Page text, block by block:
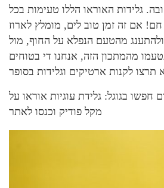
גלידות האוראו הללו טעימות בכל
אם זה זמן טוב לים, מומלץ לארוז
ולהתענג מהטעם הנפלא על החוף, מול
מהמתכון הזה, אנחנו די בטוחים
חפשו בגוגל: גלידת עוגיות אוראו על
מקל פודיק וכנסו לאתר